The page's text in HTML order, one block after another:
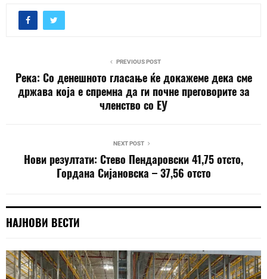
PREVIOUS POST
Река: Со денешното гласање ќе докажеме дека сме
држава која е спремна да ги почне преговорите за
членство со ЕУ
NEXT POST
Нови резултати: Стево Пендаровски 41,75 отсто,
Гордана Сијановска – 37,56 отсто
НАЈНОВИ ВЕСТИ